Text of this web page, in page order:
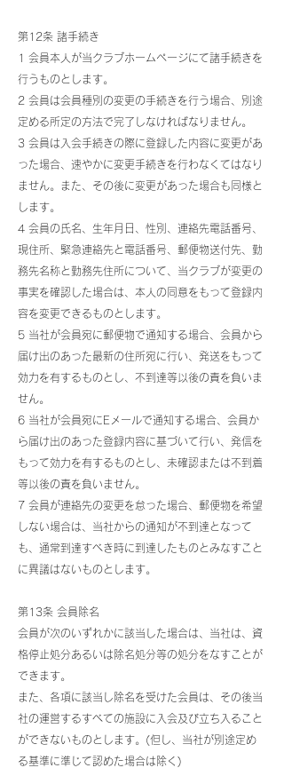
第12条 諸手続き
1 会員本人が当クラブホームページにて諸手続きを
行うものとします。
2 会員は会員種別の変更の手続きを行う場合、別途
定める所定の方法で完了しなければなりません。
3 会員は入会手続きの際に登録した内容に変更があ
った場合、速やかに変更手続きを行わなくてはなり
ません。また、その後に変更があった場合も同様と
します。
4 会員の氏名、生年月日、性別、連絡先電話番号、
現住所、緊急連絡先と電話番号、郵便物送付先、勤
務先名称と勤務先住所について、当クラブが変更の
事実を確認した場合は、本人の同意をもって登録内
容を変更できるものとします。
5 当社が会員宛に郵便物で通知する場合、会員から
届け出のあった最新の住所宛に行い、発送をもって
効力を有するものとし、不到達等以後の責を負いま
せん。
6 当社が会員宛にEメールで通知する場合、会員か
ら届け出のあった登録内容に基づいて行い、発信を
もって効力を有するものとし、未確認または不到着
等以後の責を負いません。
7 会員が連絡先の変更を怠った場合、郵便物を希望
しない場合は、当社からの通知が不到達となって
も、通常到達すべき時に到達したものとみなすこと
に異議はないものとします。
第13条 会員除名
会員が次のいずれかに該当した場合は、当社は、資
格停止処分あるいは除名処分等の処分をなすことが
できます。
また、各項に該当し除名を受けた会員は、その後当
社の運営するすべての施設に入会及び立ち入ること
ができないものとします。(但し、当社が別途定め
る基準に準じて認めた場合は除く)